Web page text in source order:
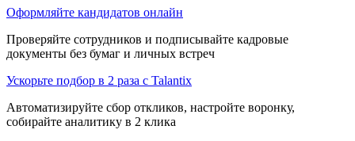
Оформляйте кандидатов онлайн
Проверяйте сотрудников и подписывайте кадровые
документы без бумаг и личных встреч
Ускорьте подбор в 2 раза с Talantix
Автоматизируйте сбор откликов, настройте воронку,
собирайте аналитику в 2 клика